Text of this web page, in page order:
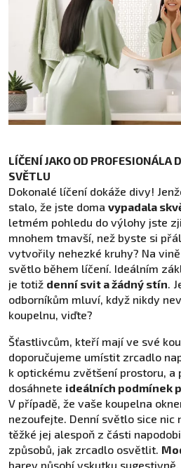
LÍČENÍ JAKO OD PROFESIONÁLA
SVĚTLU
Dokonalé líčení dokáže divy!
stalo, že jste doma vypadala
letmém pohledu do výlohy jste
mnohem tmavší, než byste si
vytvořily nehezké kruhy? Na
světlo během líčení. Ideálním
je totiž denní svit a žádný stín.
odborníkům mluví, když nikdy
koupelnu, viďte?
Šťastlivcům, kteří mají ve své
doporučujeme umístit zrcadlo
k optickému zvětšení prostoru, a
dosáhnete ideálních podmínek
V případě, že vaše koupelna
nezoufejte. Denní světlo sice nic
těžké jej alespoň z části
způsobů, jak zrcadlo osvětlit.
barev působí vskutku